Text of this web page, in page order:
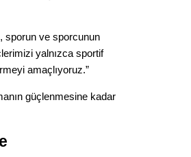
sporun ve sporcunun
yalnızca sportif
amaçlıyoruz.”
güçlenmesine kadar